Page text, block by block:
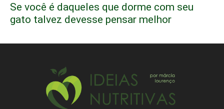
Se você é daqueles que dorme com seu
gato talvez devesse pensar melhor